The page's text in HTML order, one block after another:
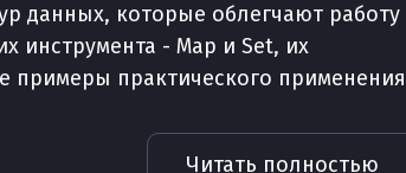
данных, которые облегчают работу
инструмента - Map и Set, их
примеры практического
Читать полностью